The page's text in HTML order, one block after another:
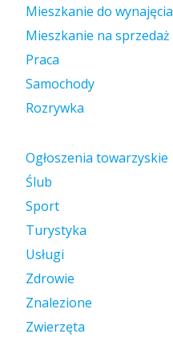
Mieszkanie do wynajęcia
Mieszkanie na sprzedaż
Praca
Samochody
Rozrywka
Ogłoszenia towarzyskie
Ślub
Sport
Turystyka
Usługi
Zdrowie
Znalezione
Zwierzęta